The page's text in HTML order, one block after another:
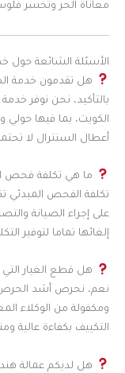
معاناة الحر وتخسر
الأسئلة الشائعة حول
هل تقدمون خدمة
الكويت، بما فيها حولي
أعطال السنترال لا
ما هي تكلفة فحص
تكلفة الفحص المبدئي
على إجراء الصيانة
إلغائها تماما لتوفير
هل قطع الغيار
ومكفولة من الوكلاء
التكييف بكفاءة عالية
هل لديكم عمالة